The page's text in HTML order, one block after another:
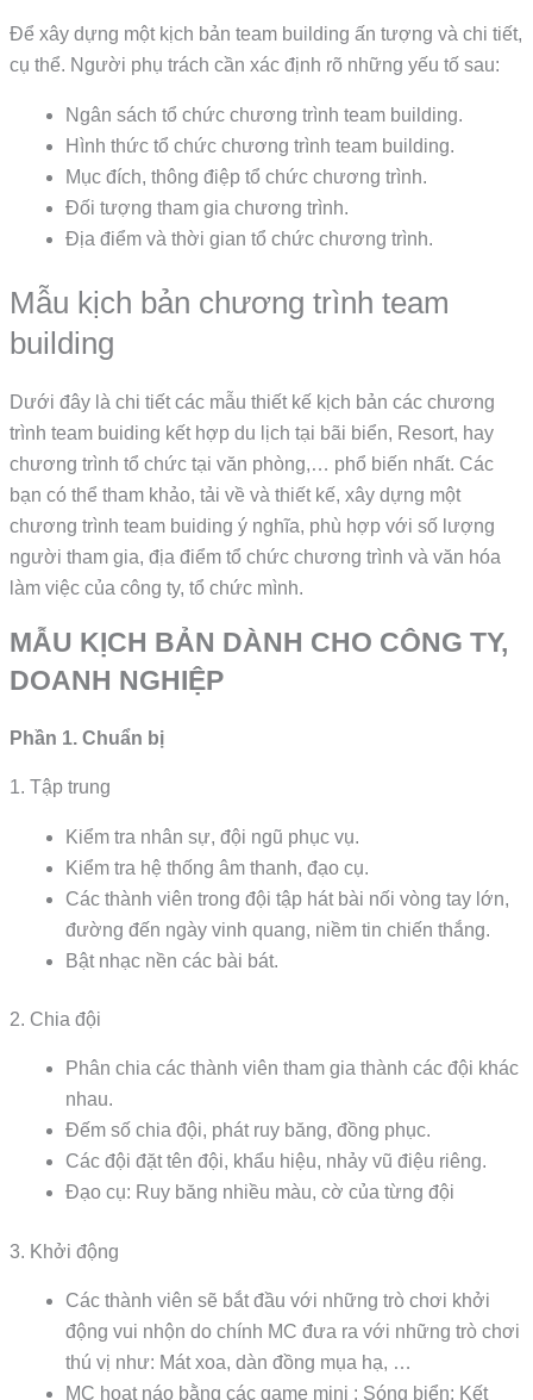
Để xây dựng một kịch bản team building ấn tượng và chi tiết,
cụ thể. Người phụ trách cần xác định rõ những yếu tố sau:
Ngân sách tổ chức chương trình team building.
Hình thức tổ chức chương trình team building.
Mục đích, thông điệp tổ chức chương trình.
Đối tượng tham gia chương trình.
Địa điểm và thời gian tổ chức chương trình.
Mẫu kịch bản chương trình team
building
Dưới đây là chi tiết các mẫu thiết kế kịch bản các chương
trình team buiding kết hợp du lịch tại bãi biển, Resort, hay
chương trình tổ chức tại văn phòng,… phổ biến nhất. Các
bạn có thể tham khảo, tải về và thiết kế, xây dựng một
chương trình team buiding ý nghĩa, phù hợp với số lượng
người tham gia, địa điểm tổ chức chương trình và văn hóa
làm việc của công ty, tổ chức mình.
MẪU KỊCH BẢN DÀNH CHO CÔNG TY,
DOANH NGHIỆP
Phần 1. Chuẩn bị
1. Tập trung
Kiểm tra nhân sự, đội ngũ phục vụ.
Kiểm tra hệ thống âm thanh, đạo cụ.
Các thành viên trong đội tập hát bài nối vòng tay lớn,
đường đến ngày vinh quang, niềm tin chiến thắng.
Bật nhạc nền các bài bát.
2. Chia đội
Phân chia các thành viên tham gia thành các đội khác
nhau.
Đếm số chia đội, phát ruy băng, đồng phục.
Các đội đặt tên đội, khẩu hiệu, nhảy vũ điệu riêng.
Đạo cụ: Ruy băng nhiều màu, cờ của từng đội
3. Khởi động
Các thành viên sẽ bắt đầu với những trò chơi khởi
động vui nhộn do chính MC đưa ra với những trò chơi
thú vị như: Mát xoa, dàn đồng mụa hạ, …
MC hoạt náo bằng các game mini : Sóng biển; Kết